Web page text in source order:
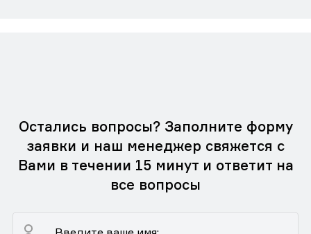
Остались вопросы? Заполните форму
заявки и наш менеджер свяжется с
Вами в течении 15 минут и ответит на
все вопросы